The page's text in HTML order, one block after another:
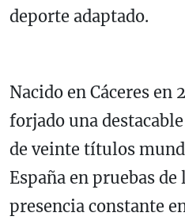
deporte adaptado.
Nacido en Cáceres
forjado una
de veinte títulos
España en pruebas
presencia constante